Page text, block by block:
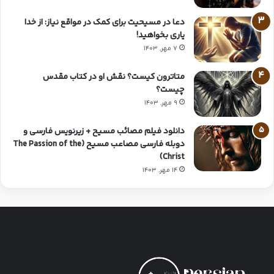
دعا در مسیحیت برای کمک در مواقع نیاز: از خدا
یاری بخواهید!
7 مهر, 1403
متاترون کیست؟ نقش او در کتاب مقدس
چیست؟
9 مهر, 1403
دانلود فیلم مصائب مسیح + زیرنویس فارسی و
دوبله فارسی مصاعب مسیح (The Passion of the
Christ)
14 مهر, 1403